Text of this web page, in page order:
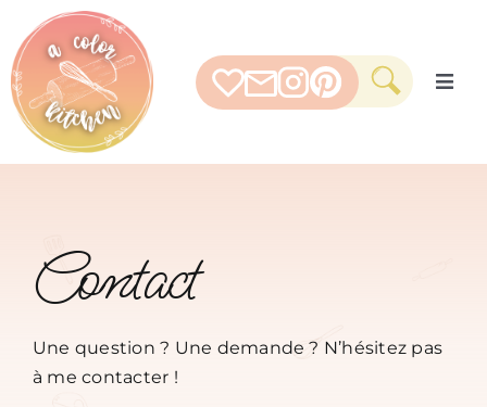
content
RECETTES SUCRÉES
Contact
Une question ? Une demande ? N’hésitez pas
à me contacter !